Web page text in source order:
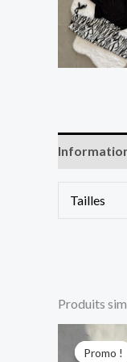
Tailles
Produits
Promo !
Promo !
prix